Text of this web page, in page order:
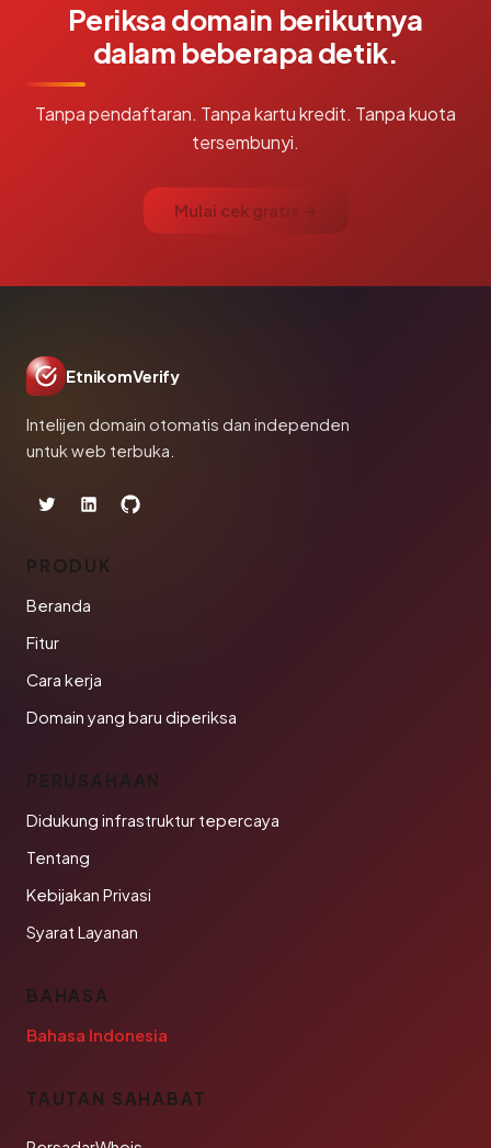
Periksa domain berikutnya
dalam beberapa detik.
Tanpa pendaftaran. Tanpa kartu kredit. Tanpa kuota
tersembunyi.
Mulai cek gratis →
EtnikomVerify
Intelijen domain otomatis dan independen
untuk web terbuka.
PRODUK
Beranda
Fitur
Cara kerja
Domain yang baru diperiksa
PERUSAHAAN
Didukung infrastruktur tepercaya
Tentang
Kebijakan Privasi
Syarat Layanan
BAHASA
Bahasa Indonesia
TAUTAN SAHABAT